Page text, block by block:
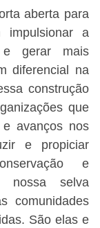
aberta para
impulsionar a
e gerar mais
diferencial na
construção
que
avanços nos
e propiciar
e
nossa selva
comunidades
São elas e